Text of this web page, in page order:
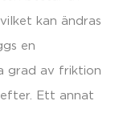
kan ändras
en
grad av friktion
Ett annat